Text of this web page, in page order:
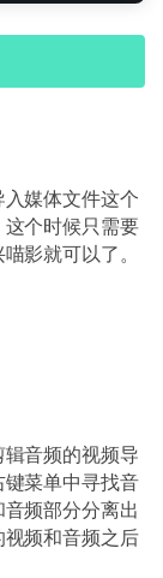
媒体文件这个
个时候只需要
影就可以了。
音频的视频导
菜单中寻找音
频部分分离出
频和音频之后